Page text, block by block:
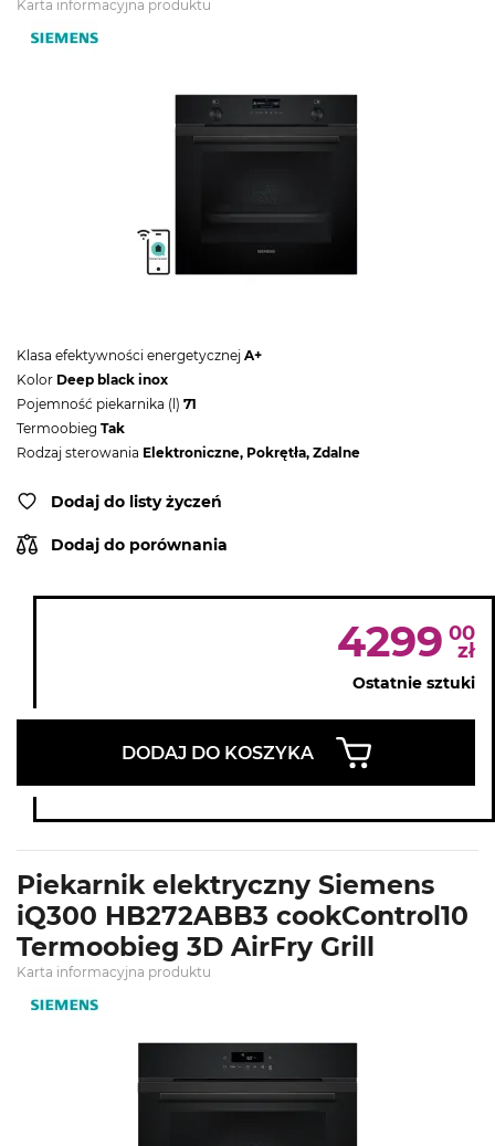
Karta informacyjna produktu
Klasa efektywności energetycznej A+
Kolor Deep black inox
Pojemność piekarnika (l) 71
Termoobieg Tak
Rodzaj sterowania Elektroniczne, Pokrętła, Zdalne
Dodaj do listy życzeń
Dodaj do porównania
4299 00
zł
Ostatnie sztuki
DODAJ DO KOSZYKA
Piekarnik elektryczny Siemens
iQ300 HB272ABB3 cookControl10
Termoobieg 3D AirFry Grill
Karta informacyjna produktu